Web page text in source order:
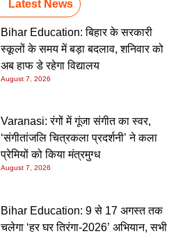
Latest News
Bihar Education: बिहार के सरकारी
स्कूलों के समय में बड़ा बदलाव, शनिवार को
अब हाफ डे रहेगा विद्यालय
August 7, 2026
Varanasi: रंगों में गूंजा संगीत का स्वर,
‘संगीतांजलि चित्रकला प्रदर्शनी’ ने कला
प्रेमियों को किया मंत्रमुग्ध
August 7, 2026
Bihar Education: 9 से 17 अगस्त तक
चलेगा ‘हर घर तिरंगा-2026’ अभियान, सभी